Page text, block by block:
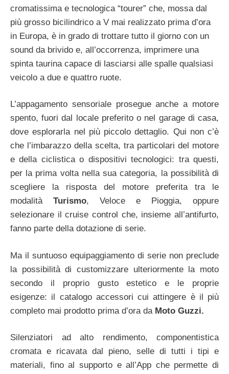
cromatissima e tecnologica “tourer” che, mossa dal
più grosso bicilindrico a V mai realizzato prima d’ora
in Europa, è in grado di trottare tutto il giorno con un
sound da brivido e, all’occorrenza, imprimere una
spinta taurina capace di lasciarsi alle spalle qualsiasi
veicolo a due e quattro ruote.
L’appagamento sensoriale prosegue anche a motore
spento, fuori dal locale preferito o nel garage di casa,
dove esplorarla nel più piccolo dettaglio. Qui non c’è
che l’imbarazzo della scelta, tra particolari del motore
e della ciclistica o dispositivi tecnologici: tra questi,
per la prima volta nella sua categoria, la possibilità di
scegliere la risposta del motore preferita tra le
modalità Turismo, Veloce e Pioggia, oppure
selezionare il cruise control che, insieme all’antifurto,
fanno parte della dotazione di serie.
Ma il suntuoso equipaggiamento di serie non preclude
la possibilità di customizzare ulteriormente la moto
secondo il proprio gusto estetico e le proprie
esigenze: il catalogo accessori cui attingere è il più
completo mai prodotto prima d’ora da Moto Guzzi.
Silenziatori ad alto rendimento, componentistica
cromata e ricavata dal pieno, selle di tutti i tipi e
materiali, fino al supporto e all’App che permette di